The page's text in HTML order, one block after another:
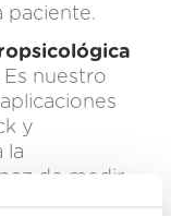
paciente.
Es nuestro
y
la
de medir